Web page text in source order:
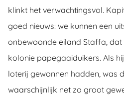
klinkt het verwachtingsvol.
goed nieuws: we kunnen een
onbewoonde eiland Staffa,
kolonie papegaaiduikers. Als
loterij gewonnen hadden, was
waarschijnlijk net zo groot